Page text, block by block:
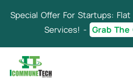
Special Offer For Startups:
Services! - Grab The